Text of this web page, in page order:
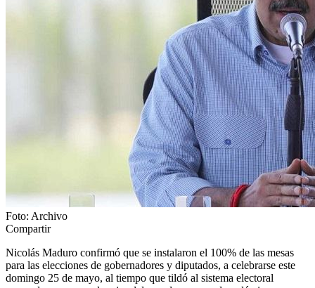
Foto: Archivo
Compartir
Nicolás Maduro confirmó que se instalaron el 100% de las mesas
para las elecciones de gobernadores y diputados, a celebrarse este
domingo 25 de mayo, al tiempo que tildó al sistema electoral